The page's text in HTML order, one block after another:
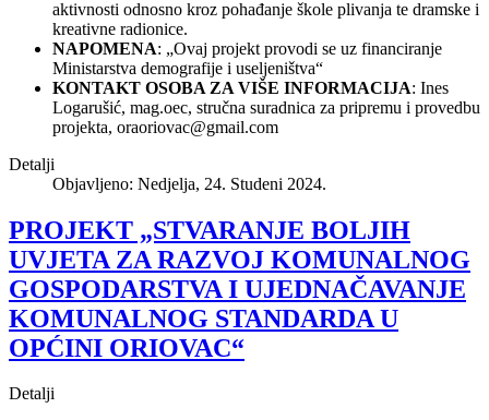
aktivnosti odnosno kroz pohađanje škole plivanja te dramske i
kreativne radionice.
NAPOMENA: „Ovaj projekt provodi se uz financiranje
Ministarstva demografije i useljeništva“
KONTAKT OSOBA ZA VIŠE INFORMACIJA: Ines
Logarušić, mag.oec, stručna suradnica za pripremu i provedbu
projekta, oraoriovac@gmail.com
Detalji
Objavljeno: Nedjelja, 24. Studeni 2024.
PROJEKT „STVARANJE BOLJIH
UVJETA ZA RAZVOJ KOMUNALNOG
GOSPODARSTVA I UJEDNAČAVANJE
KOMUNALNOG STANDARDA U
OPĆINI ORIOVAC“
Detalji